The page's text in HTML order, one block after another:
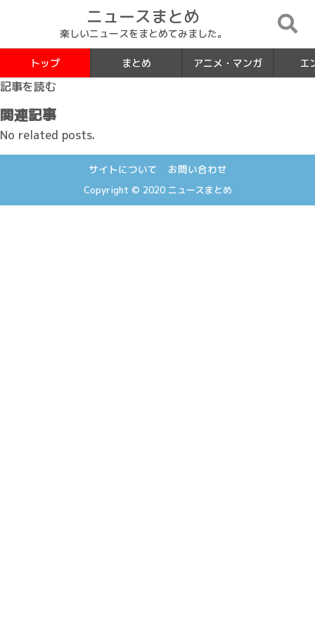
ニュースまとめ
楽しいニュースをまとめてみました。
トップ まとめ アニメ・マンガ エ
記事を読む
関連記事
No related posts.
サイトについて お問い合わせ
Copyright © 2020 ニュースまとめ